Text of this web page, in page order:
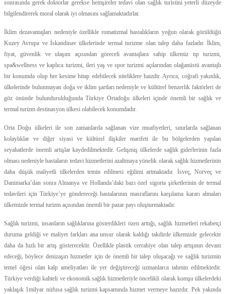
sonrasında gerek doktorlar gerekse hemşireler tedavi olan sağlık turistini yeterli düzeyde
bilgilendirerek moral olarak iyi olmasını sağlamaktadırlar.
İklim dezavantajları nedeniyle özellikle romatizmal hastalıkların yoğun olarak görüldüğü
Kuzey Avrupa ve İskandinav ülkelerinde termal turizme olan talep daha fazladır. İklim,
fiyat, güvenlik ve ulaşım açısından göreceli avantajlara sahip ülkemiz tıp turizmi,
spa&wellness ve kaplıca turizmi, ileri yaş ve spor turizmi açılarından olağanüstü avantajlı
bir konumda olup her kesime hitap edebilecek niteliklere haizdir. Ayrıca, coğrafi yakınlık,
ülkelerinde bulunmayan doğa ve iklim şartları nedeniyle ve kültürel benzerlik faktörleri de
göz önünde bulundurulduğunda Türkiye Ortadoğu ülkeleri içinde önemli bir sağlık ve
termal turizm destinasyon ülkesi olabilecek konumdadır.
Orta Doğu ülkeleri ile son zamanlarda sağlanan vize muafiyetleri, sınırlarda sağlanan
kolaylıklar ve diğer siyasi ve kültürel ilişkiler marifeti ile bu bölgelerden yapılan
seyahatlerde önemli artışlar kaydedilmektedir. Gelişmiş ülkelerde sağlık giderlerinin fazla
olması nedeniyle hastaların tedavi hizmetlerini azaltmaya yönelik olarak sağlık hizmetlerinin
daha düşük maliyetli ülkelerden temin edilmesi eğilimi artmaktadır. İsveç, Norveç ve
Danimarka’dan sonra Almanya ve Hollanda’daki bazı özel sigorta şirketlerinin de termal
tedavileri için Türkiye’ye göndereceği hastalarının masraflarını karşılama kararı almaları
ülkemizde termal turizm açısından önemli bir pazar payı oluşturmaktadır.
Sağlık turizmi, insanların sağlıklarına gösterdikleri özen arttığı, sağlık hizmetleri rekabetçi
duruma geldiği ve maliyet farkları ana unsur olarak kaldığı takdirde ülkemizde gelecekte
daha da hızlı bir artış gösterecektir. Özellikle plastik cerrahiye olan talep artışının devam
edeceği, böylece denizaşırı hizmetler için de önemli bir talep oluşacağı ve sağlık turizmin
temel öğesi olan kalp ameliyatları ile yer değiştireceği uzmanlarca tahmin edilmektedir.
Türkiye verdiği kaliteli ve ekonomik sağlık hizmetleriyle öncelikli olarak komşu ülkelerdeki
yaklaşık 1milyar nüfusa sağlık turizmi kapsamında hizmet vermeye hazırdır. Pek yakında